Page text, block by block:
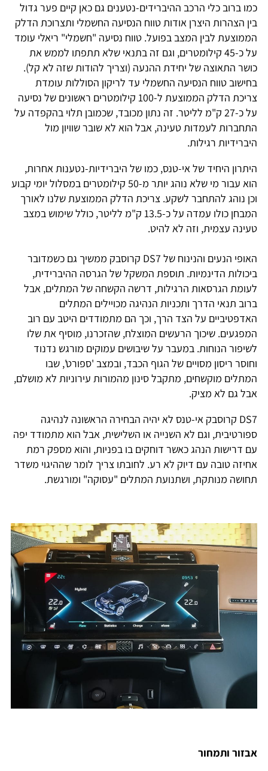
כמו ברוב כלי הרכב ההיברידים-נטענים גם כאן קיים פער גדול
בין הצהרות היצרן אודות טווח הנסיעה החשמלי ותצרוכת הדלק
הממוצעת לבין המצב בפועל. טווח נסיעה "חשמלי" ריאלי עומד
על כ-45 קילומטרים, וגם זה בתנאי שלא תתפתו לממש את
כושר התאוצה של יחידת ההנעה (וצריך להודות שזה לא קל).
בחישוב טווח הנסיעה החשמלי עד לריקון הסוללות עומדת
צריכת הדלק הממוצעת ל-100 קילומטרים ראשונים של נסיעה
על כ-27 ק"מ לליטר. זה נתון מכובד, שכמובן תלוי בהקפדה על
התחברות לעמדות טעינה, אבל הוא לא שובר שוויון מול
היברידיות רגילות.
היתרון היחיד של אי-טנס, כמו של היברידיות-נטענות אחרות,
הוא עבור מי שלא נוהג יותר מ-50 קילומטרים במסלול יומי קבוע
וכן נוהג להתחבר לשקע. צריכת הדלק הממוצעת שלנו לאורך
המבחן כולו עמדה על כ-13.5 ק"מ לליטר, כולל שימוש במצב
טעינה עצמית, וזה לא להיט.
האופי הנעים והנינוח של DS7 קרוסבק ממשיך גם כשמדובר
ביכולות הדינמיות. תוספת המשקל של הגרסה ההיברידית,
לעומת הגרסאות הרגילות, דרשה הקשחה של המתלים, אבל
ברוב תנאי הדרך ותכניות הנהיגה מכויילים המתלים
האדפטיביים על הצד הרך, וכך הם מתמודדים היטב עם רוב
המפגעים. שיכוך הרעשים המוצלח, שהזכרנו, מוסיף את שלו
לשיפור הנוחות. במעבר על שיבושים עמוקים מורגש נדנוד
וחוסר ריסון מסויים של הגוף הכבד, ובמצב 'ספורט', שבו
המתלים מוקשחים, מתקבל סינון מהמורות עירוניות לא מושלם,
אבל גם לא מציק.
DS7 קרוסבק אי-טנס לא יהיה הבחירה הראשונה לנהיגה
ספורטיבית, וגם לא השנייה או השלישית, אבל הוא מתמודד יפה
עם דרישות הנהג כאשר דוחקים בו בפניות, והוא מספק רמת
אחיזה טובה עם דיוק לא רע. לחובתו צריך לומר שההיגוי משדר
תחושה מנותקת, ושתנועת המתלים "עסוקה" ומורגשת.
אבזור ותמחור